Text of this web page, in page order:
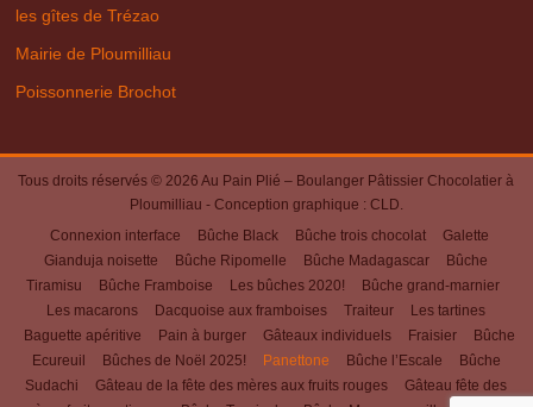
les gîtes de Trézao
Mairie de Ploumilliau
Poissonnerie Brochot
Tous droits réservés © 2026Au Pain Plié – Boulanger Pâtissier Chocolatier à
Ploumilliau - Conception graphique : CLD.
Connexion interface
Bûche Black Bûche trois chocolat
Galette
Gianduja noisette
Bûche Ripomelle Bûche Madagascar
Bûche
Tiramisu
Bûche Framboise Les bûches 2020!
Bûche grand-marnier
Les macarons
Dacquoise aux framboises Traiteur
Les tartines
Baguette apéritive
Pain à burger Gâteaux individuels Fraisier
Bûche
Ecureuil
Bûches de Noël 2025! Panettone Bûche l’Escale
Bûche
Sudachi
Gâteau de la fête des mères aux fruits rouges
Gâteau fête des